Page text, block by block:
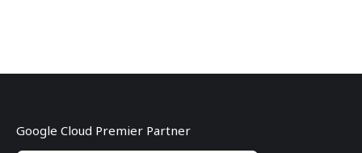
Google Cloud Premier Partner